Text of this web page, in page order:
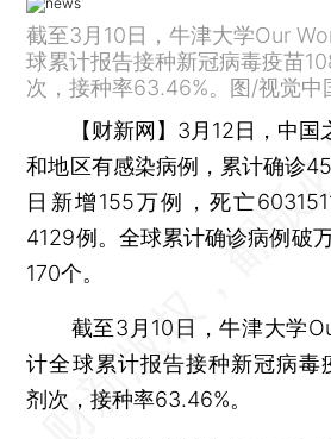
截至3月10日，牛津大学Our
球累计报告接种新冠病毒疫苗
次，接种率63.46%。图/视觉中
【财新网】 3月12日，中国
和地区有感染病例，累计确诊
日新增155万例，死亡
4129例。全球累计确诊病例破
170个。
截至3月10日，牛津大学
计全球累计报告接种新冠病毒
剂次，接种率63.46%。